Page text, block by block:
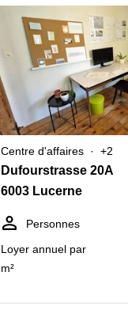
Centre d'affaires +2
Dufourstrasse 20A
6003 Lucerne
Personnes
Loyer annuel par
m²